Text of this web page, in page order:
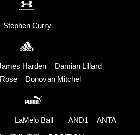
Stephen Curry
Harden
Damian Lillard
Donovan Mitchel
LaMelo Ball AND1 ANTA